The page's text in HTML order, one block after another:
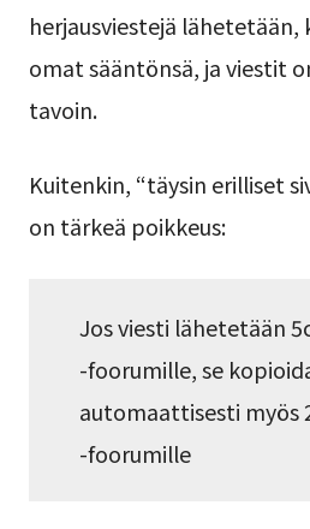
herjausviestejä
omat sääntönsä, ja viestit
tavoin.
Kuitenkin, “täysin erilliset
on tärkeä poikkeus:
Jos viesti lähetetään
-foorumille, se
automaattisesti myös
-foorumille